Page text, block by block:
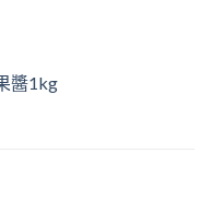
醬1kg